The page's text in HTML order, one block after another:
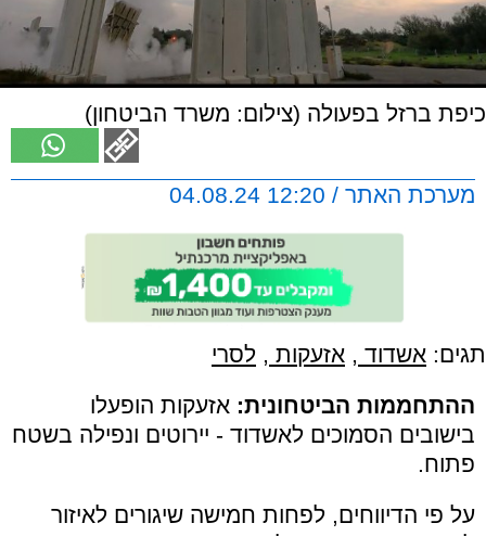
כיפת ברזל בפעולה (צילום: משרד הביטחון)
מערכת האתר / 12:20 04.08.24
תגים: אשדוד , אזעקות , לסרי
ההתחממות הביטחונית: אזעקות הופעלו
בישובים הסמוכים לאשדוד - יירוטים ונפילה בשטח
פתוח.
על פי הדיווחים, לפחות חמישה שיגורים לאיזור